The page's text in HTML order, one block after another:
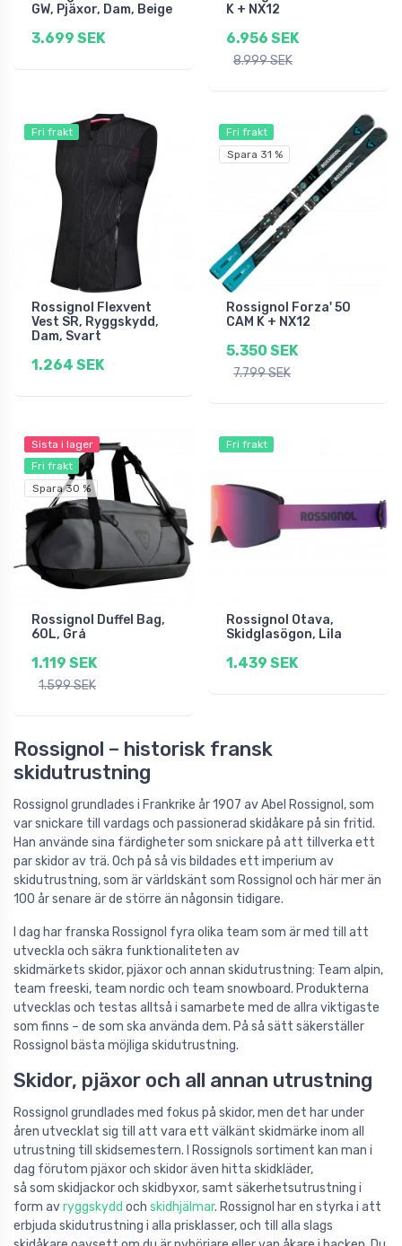
GW, Pjäxor, Dam, Beige
3.699 SEK
K + NX12
6.956 SEK
8.999 SEK
Fri frakt
Rossignol Flexvent
Vest SR, Ryggskydd,
Dam, Svart
1.264 SEK
Fri frakt
Spara 31 %
Rossignol Forza' 50
CAM K + NX12
5.350 SEK
7.799 SEK
Sista i lager
Fri frakt
Spara 30 %
Rossignol Duffel Bag,
60L, Grå
1.119 SEK
1.599 SEK
Fri frakt
Rossignol Otava,
Skidglasögon, Lila
1.439 SEK
Rossignol – historisk fransk
skidutrustning
Rossignol grundlades i Frankrike år 1907 av Abel Rossignol, som
var snickare till vardags och passionerad skidåkare på sin fritid.
Han använde sina färdigheter som snickare på att tillverka ett
par skidor av trä. Och på så vis bildades ett imperium av
skidutrustning, som är världskänt som Rossignol och här mer än
100 år senare är de större än någonsin tidigare.
I dag har franska Rossignol fyra olika team som är med till att
utveckla och säkra funktionaliteten av
skidmärkets skidor, pjäxor och annan skidutrustning: Team alpin,
team freeski, team nordic och team snowboard. Produkterna
utvecklas och testas alltså i samarbete med de allra viktigaste
som finns – de som ska använda dem. På så sätt säkerställer
Rossignol bästa möjliga skidutrustning.
Skidor, pjäxor och all annan utrustning
Rossignol grundlades med fokus på skidor, men det har under
åren utvecklat sig till att vara ett välkänt skidmärke inom all
utrustning till skidsemestern. I Rossignols sortiment kan man i
dag förutom pjäxor och skidor även hitta skidkläder,
så som skidjackor och skidbyxor, samt säkerhetsutrustning i
form avryggskydd och skidhjälmar. Rossignol har en styrka i att
erbjuda skidutrustning i alla prisklasser, och till alla slags